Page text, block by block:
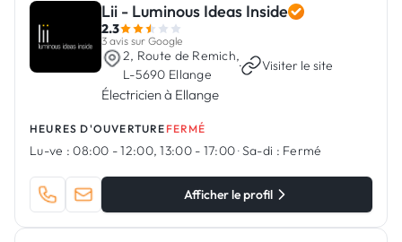
Lii - Luminous Ideas Inside
2.3
3 avis sur Google
2, Route de Remich,
L-5690 Ellange
· Visiter le site
Électricien à Ellange
HEURES D'OUVERTURE FERMÉ
Lu-ve : 08:00 - 12:00, 13:00 - 17:00·Sa-di : Fermé
Afficher le profil